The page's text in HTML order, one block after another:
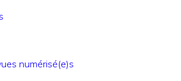
numérisé(e)s